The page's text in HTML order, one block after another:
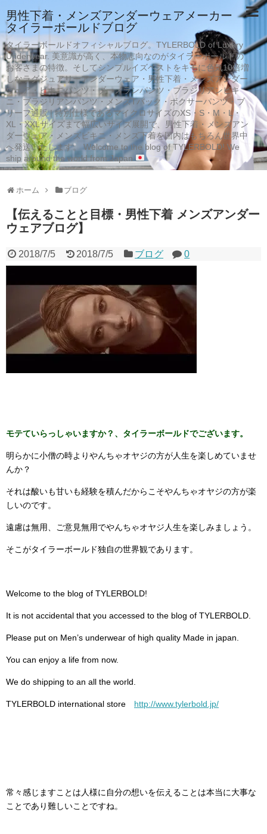
男性下着・メンズアンダーウェアメーカー
タイラーボールドブログ
タイラーボールドオフィシャルブログ。TYLERBOLD of Luxury
Underwear. 美意識が高く、本物志向なのがタイラーボールドの
お客さまの特徴。そしてシンプルイズベストをキモに色気10倍増
しなラグジュアリーアンダーウェア・男性下着・メンズアンダー
ウェア・ビキニパンツ・ブーメランパンツ・ブラジリアンビキ
ニ・ブラジリアンパンツ・メンズTバック・ボクサーパンツ・ブ
リーフ通販 | 特別仕様であるマイクロサイズのXS・S・M・L・
XL・XXLサイズまで幅広いサイズ展開で、男性下着・メンズアン
ダーウェア・メンズビキニ・メンズ下着を国内はもちろん世界中
へ発送いたします。 Welcome to the blog of TYLERBOLD! We
ship around the world from Japan
ホーム ブログ
【伝えることと目標・男性下着 メンズアンダー
ウェアブログ】
2018/7/5 2018/7/5 ブログ 0
モテていらっしゃいますか？、タイラーボールドでございます。
明らかに小僧の時よりやんちゃオヤジの方が人生を楽しめていませ
んか？
それは酸いも甘いも経験を積んだからこそやんちゃオヤジの方が楽
しいのです。
遠慮は無用、ご意見無用でやんちゃオヤジ人生を楽しみましょう。
そこがタイラーボールド独自の世界観であります。
Welcome to the blog of TYLERBOLD!
It is not accidental that you accessed to the blog of TYLERBOLD.
Please put on Men’s underwear of high quality Made in japan.
You can enjoy a life from now.
We do shipping to an all the world.
TYLERBOLD international store http://www.tylerbold.jp/
常々感じますことは人様に自分の想いを伝えることは本当に大事な
ことであり難しいことですね。